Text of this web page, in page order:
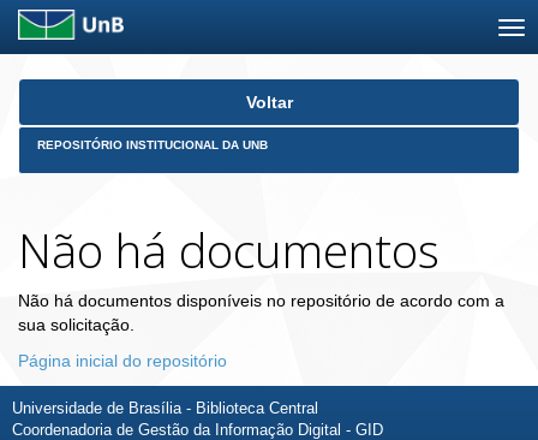
Skip
Voltar
REPOSITÓRIO INSTITUCIONAL DA UNB
Não há documentos
Não há documentos disponíveis no repositório de acordo com a
sua solicitação.
Página inicial do repositório
Universidade de Brasília - Biblioteca Central
Coordenadoria de Gestão da Informação Digital - GID